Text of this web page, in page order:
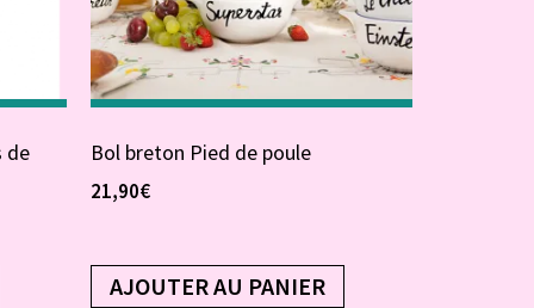
de
Bol breton Pied de poule
21,90€
AJOUTER AU PANIER